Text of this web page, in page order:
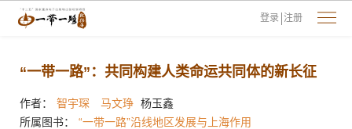
登录 注册
“一带一路”：共同构建人类命运共同体的新长征
作者： 智宇琛 马文琤 杨玉鑫
所属图书：
“一带一路”沿线地区发展与上海作用